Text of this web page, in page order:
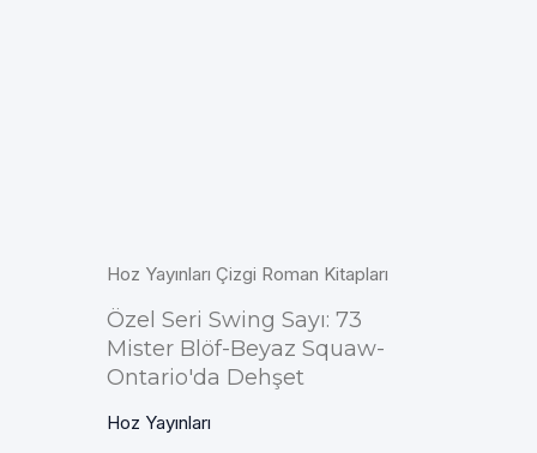
Hoz Yayınları Çizgi Roman Kitapları
Özel Seri Swing Sayı: 73
Mister Blöf-Beyaz Squaw-
Ontario'da Dehşet
Hoz Yayınları